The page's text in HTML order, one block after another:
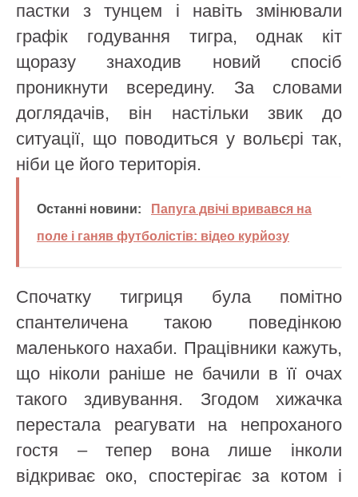
пастки з тунцем і навіть змінювали
графік годування тигра, однак кіт
щоразу знаходив новий спосіб
проникнути всередину. За словами
доглядачів, він настільки звик до
ситуації, що поводиться у вольєрі так,
ніби це його територія.
Останні новини:
Папуга двічі вривався на
поле і ганяв футболістів: відео курйозу
Спочатку тигриця була помітно
спантеличена такою поведінкою
маленького нахаби. Працівники кажуть,
що ніколи раніше не бачили в її очах
такого здивування. Згодом хижачка
перестала реагувати на непроханого
гостя – тепер вона лише інколи
відкриває око, спостерігає за котом і